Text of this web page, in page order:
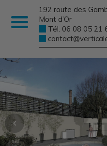
192 route des
Mont d’Or
Tél. 06 08 05 21